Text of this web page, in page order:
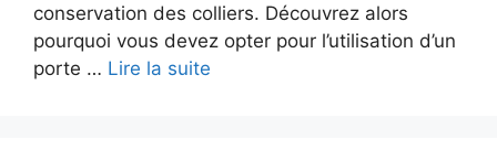
conservation des colliers. Découvrez alors
pourquoi vous devez opter pour l’utilisation d’un
porte … Lire la suite